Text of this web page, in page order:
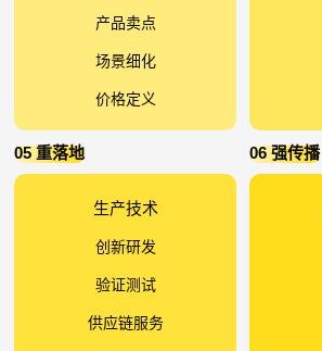
产品卖点
场景细化
价格定义
生产技术
创新研发
验证测试
供应链服务
05 重落地 06 强传播